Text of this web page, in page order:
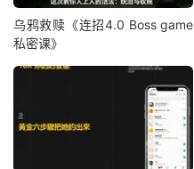
乌鸦救赎《连招4.0 Boss game
私密课》